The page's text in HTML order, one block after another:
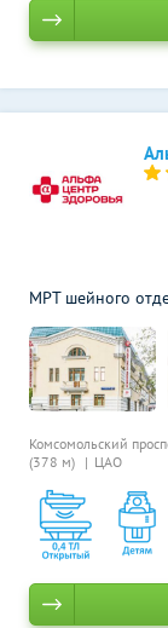
Комсомольский
(378 м)
ЦАО
МРТ шейного